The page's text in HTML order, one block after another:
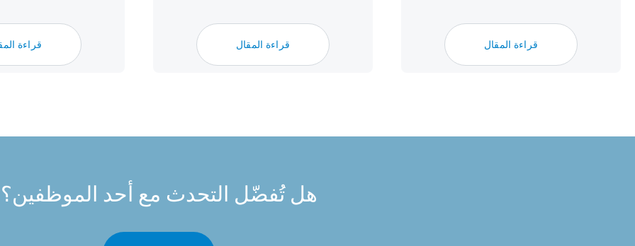
قراءة المقال قراءة المقال قراءة
هل تُفضّل التحدث مع أحد الموظفين؟